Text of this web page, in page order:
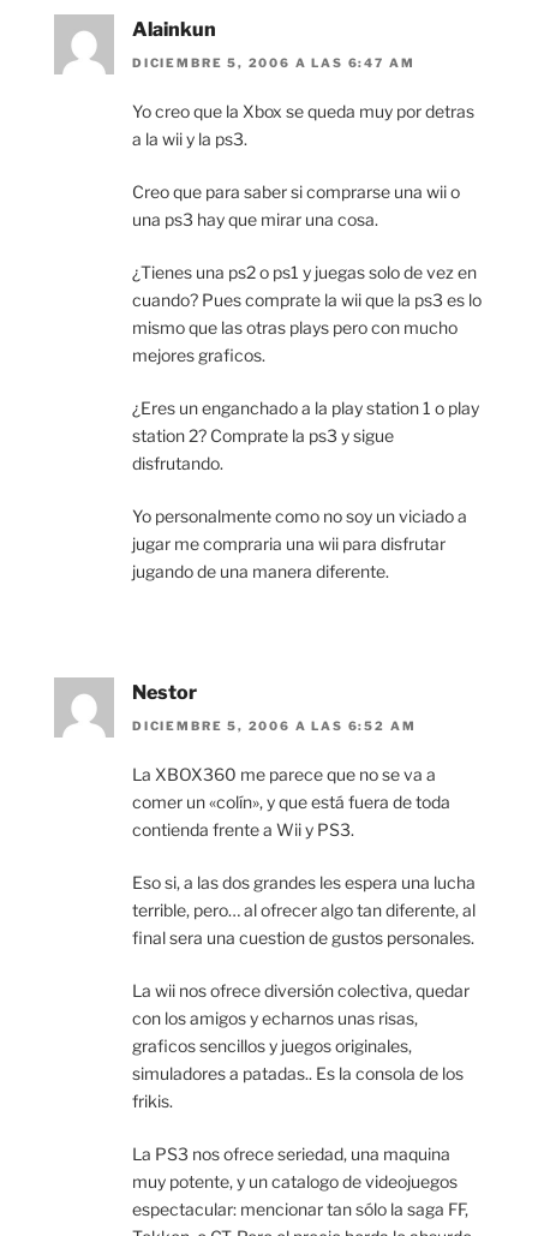
Alainkun
DICIEMBRE 5, 2006 A LAS 6:47 AM
Yo creo que la Xbox se queda muy por detras
a la wii y la ps3.
Creo que para saber si comprarse una wii o
una ps3 hay que mirar una cosa.
¿Tienes una ps2 o ps1 y juegas solo de vez en
cuando? Pues comprate la wii que la ps3 es lo
mismo que las otras plays pero con mucho
mejores graficos.
¿Eres un enganchado a la play station 1 o play
station 2? Comprate la ps3 y sigue
disfrutando.
Yo personalmente como no soy un viciado a
jugar me compraria una wii para disfrutar
jugando de una manera diferente.
Nestor
DICIEMBRE 5, 2006 A LAS 6:52 AM
La XBOX360 me parece que no se va a
comer un «colín», y que está fuera de toda
contienda frente a Wii y PS3.
Eso si, a las dos grandes les espera una lucha
terrible, pero… al ofrecer algo tan diferente, al
final sera una cuestion de gustos personales.
La wii nos ofrece diversión colectiva, quedar
con los amigos y echarnos unas risas,
graficos sencillos y juegos originales,
simuladores a patadas.. Es la consola de los
frikis.
La PS3 nos ofrece seriedad, una maquina
muy potente, y un catalogo de videojuegos
espectacular: mencionar tan sólo la saga FF,